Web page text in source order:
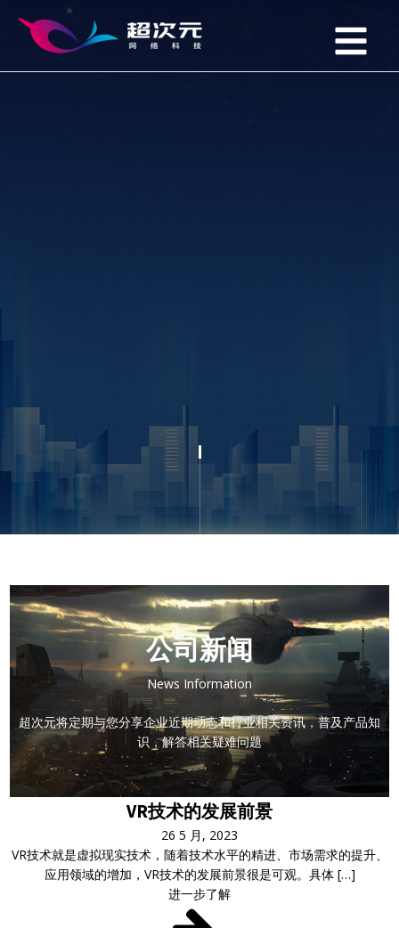
公司新闻
News Information
超次元将定期与您分享企业近期动态和行业相关资讯，普及产品知
识，解答相关疑难问题
VR技术的发展前景
26 5 月, 2023
VR技术就是虚拟现实技术，随着技术水平的精进、市场需求的提升、
应用领域的增加，VR技术的发展前景很是可观。具体 […]
进一步了解